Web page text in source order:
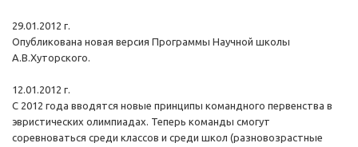
29.01.2012 г.
Опубликована новая версия Программы Научной школы
А.В.Хуторского.
12.01.2012 г.
C 2012 года вводятся новые принципы командного первенства в
эвристических олимпиадах. Теперь команды смогут
соревноваться среди классов и среди школ (разновозрастные